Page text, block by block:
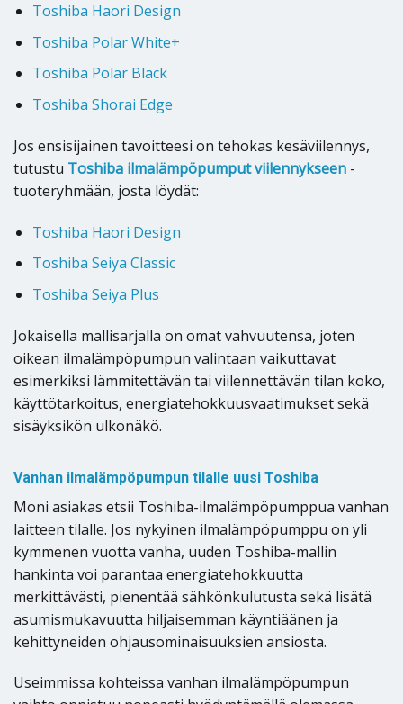
Toshiba Haori Design
Toshiba Polar White+
Toshiba Polar Black
Toshiba Shorai Edge
Jos ensisijainen tavoitteesi on tehokas kesäviilennys,
tutustu Toshiba ilmalämpöpumput viilennykseen -
tuoteryhmään, josta löydät:
Toshiba Haori Design
Toshiba Seiya Classic
Toshiba Seiya Plus
Jokaisella mallisarjalla on omat vahvuutensa, joten
oikean ilmalämpöpumpun valintaan vaikuttavat
esimerkiksi lämmitettävän tai viilennettävän tilan koko,
käyttötarkoitus, energiatehokkuusvaatimukset sekä
sisäyksikön ulkonäkö.
Vanhan ilmalämpöpumpun tilalle uusi Toshiba
Moni asiakas etsii Toshiba-ilmalämpöpumppua vanhan
laitteen tilalle. Jos nykyinen ilmalämpöpumppu on yli
kymmenen vuotta vanha, uuden Toshiba-mallin
hankinta voi parantaa energiatehokkuutta
merkittävästi, pienentää sähkönkulutusta sekä lisätä
asumismukavuutta hiljaisemman käyntiäänen ja
kehittyneiden ohjausominaisuuksien ansiosta.
Useimmissa kohteissa vanhan ilmalämpöpumpun